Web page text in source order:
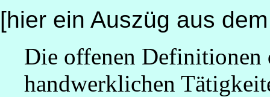
[hier ein Auszüg aus
Die offenen Definitionen
handwerklichen